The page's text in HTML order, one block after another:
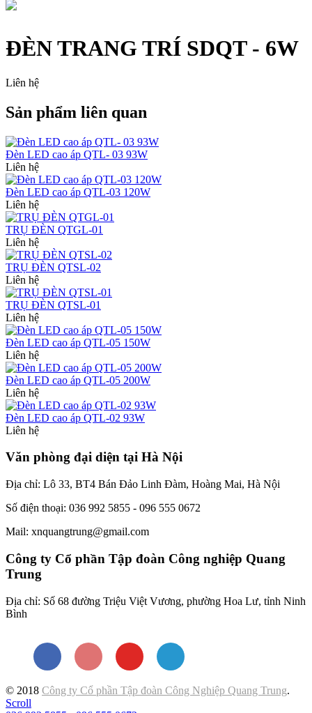
ĐÈN TRANG TRÍ SDQT - 6W
Liên hệ
Sản phẩm liên quan
Đèn LED cao áp QTL- 03 93W
Liên hệ
Đèn LED cao áp QTL-03 120W
Liên hệ
TRỤ ĐÈN QTGL-01
Liên hệ
TRỤ ĐÈN QTSL-02
Liên hệ
TRỤ ĐÈN QTSL-01
Liên hệ
Đèn LED cao áp QTL-05 150W
Liên hệ
Đèn LED cao áp QTL-05 200W
Liên hệ
Đèn LED cao áp QTL-02 93W
Liên hệ
Văn phòng đại diện tại Hà Nội
Địa chỉ: Lô 33, BT4 Bán Đảo Linh Đàm, Hoàng Mai, Hà Nội
Số điện thoại: 036 992 5855 - 096 555 0672
Mail: xnquangtrung@gmail.com
Công ty Cổ phần Tập đoàn Công nghiệp Quang
Trung
Địa chỉ: Số 68 đường Triệu Việt Vương, phường Hoa Lư, tỉnh Ninh
Bình
© 2018 Công ty Cổ phần Tập đoàn Công Nghiệp Quang Trung.
Scroll